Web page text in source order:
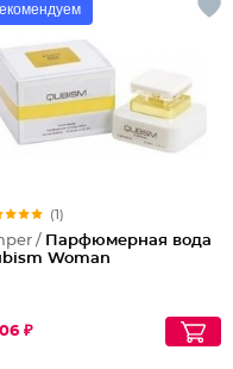
(1)
/ Парфюмерная вода
Woman
₽